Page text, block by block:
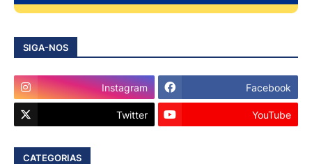
SIGA-NOS
Instagram Facebook
Twitter YouTube
CATEGORIAS